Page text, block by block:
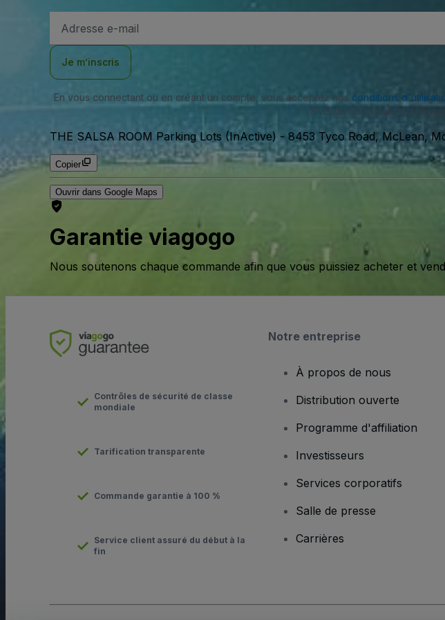
e-
Je m’inscris
En vous connectant ou en créant un compte, vous acceptez nos conditions
SMS de notre part et vous
THE SALSA ROOM Parking Lots (InActive) - 8453 Tyco Road, McLean,
Copier
Ouvrir dans Google Maps
Garantie viagogo
Nous soutenons chaque commande afin que vous puissiez acheter et
Contrôles de sécurité de classe
mondiale
Tarification transparente
Commande garantie à 100 %
Service client assuré du début à la
fin
Notre entreprise
À propos de nous
Distribution ouverte
Programme d'affiliation
Investisseurs
Services corporatifs
Salle de presse
Carrières